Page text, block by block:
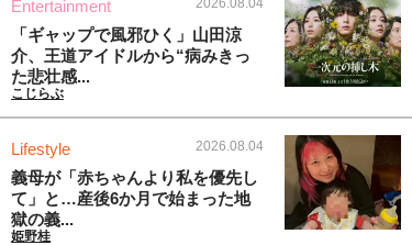
Entertainment
「ギャップで風邪ひく」山田涼
介、王道アイドルから“病みきっ
た悲壮感...
こじらぶ
Lifestyle 2026.08.04
義母が「赤ちゃんより私を優先し
て」と…産後6か月で始まった地
獄の義...
姫野桂